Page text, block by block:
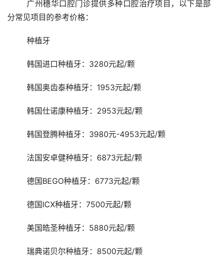
分常见项目的参考价格：
	种植牙
	韩国进口种植牙：3280元起/颗
	韩国奥齿泰种植牙：1953元起/颗
	韩国仕诺康种植牙：2953元起/颗
	韩国登腾种植牙：3980元-4953元起/颗
	法国安卓健种植牙：6873元起/颗
	德国BEGO种植牙：6773元起/颗
	德国ICX种植牙：7500元起/颗
	美国皓圣种植牙：5880元起/颗
	瑞典诺贝尔种植牙：8500元起/颗